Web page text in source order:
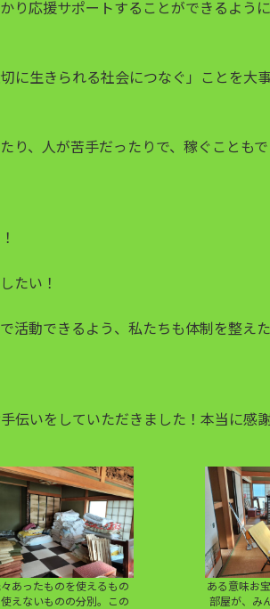
り応援サポートすることができるよう
に生きられる社会につなぐ」ことを大
り、人が苦手だったりで、稼ぐこともで
たい！
活動できるよう、私たちも体制を整えた
伝いをしていただきました！本当に感
あったものを使えるもの
使えないものの分別。この
ある意味お
部屋が、み